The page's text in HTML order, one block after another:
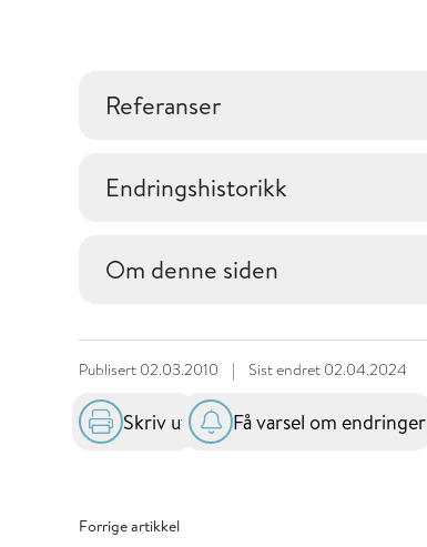
Referanser
Endringshistorikk
Om denne siden
Publisert 02.03.2010 | Sist endret 02.04.2024
Skriv ut Få varsel om endringer
Forrige artikkel